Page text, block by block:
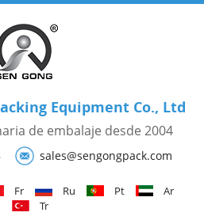
Equipment Co., Ltd
de embalaje desde 2004
sales@sengongpack.com
Fr Ru Pt
Ar
Tr